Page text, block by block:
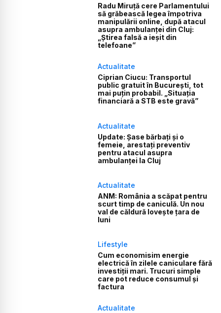
Radu Miruță cere Parlamentului
să grăbească legea împotriva
manipulării online, după atacul
asupra ambulanței din Cluj:
„Știrea falsă a ieșit din
telefoane”
Actualitate
Ciprian Ciucu: Transportul
public gratuit în București, tot
mai puțin probabil. „Situația
financiară a STB este gravă”
Actualitate
Update: Șase bărbați și o
femeie, arestați preventiv
pentru atacul asupra
ambulanței la Cluj
Actualitate
ANM: România a scăpat pentru
scurt timp de caniculă. Un nou
val de căldură lovește țara de
luni
Lifestyle
Cum economisim energie
electrică în zilele caniculare fără
investiții mari. Trucuri simple
care pot reduce consumul și
factura
Actualitate